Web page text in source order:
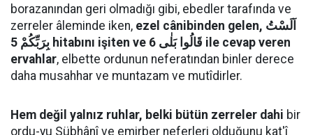
borazanından geri olmadığı gibi, ebedler tarafında ve
zerreler âleminde iken, ezel cânibinden gelen, اَلَسْتُ
بِرَبِّكُمْ 5 hitabını işiten ve قَالُوا بَلٰى 6 ile cevap veren
ervahlar, elbette ordunun neferatından binler derece
daha musahhar ve muntazam ve mutîdirler.
Hem değil yalnız ruhlar, belki bütün zerreler dahi bir
ordu-yu Sübhânî ve emirber neferleri olduğunu kat'î